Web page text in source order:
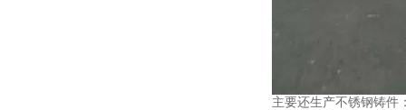
主要还生产不锈钢铸件